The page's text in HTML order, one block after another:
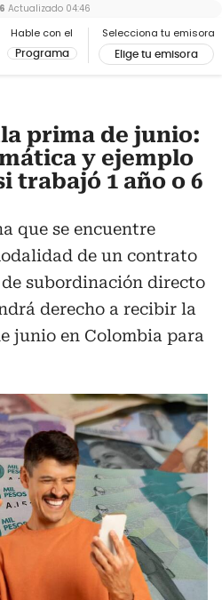
Hable con el
Programa
Selecciona tu emisora
Elige tu emisora
Actualizado 04:46
prima de junio:
y ejemplo
trabajó 1 año o 6
que se encuentre
de un contrato
subordinación directo
derecho a recibir la
junio en Colombia para